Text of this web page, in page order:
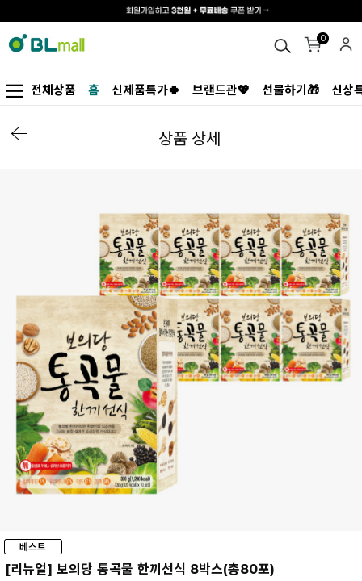
0
전체상품 홈 신제품특가🍀 브랜드관💖 선물하기🎁 신상
상품 상세
[리뉴얼] 보의당 통곡물 한끼선식 8박스(총80포)